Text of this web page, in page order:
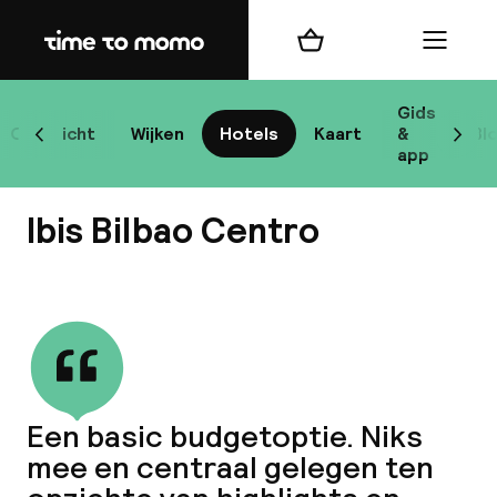
Home
Overzicht Wijken Hotels Kaart
Gids
&
app
Scroll naar links
Winkelmand Menu
Ibis Bilbao Centro
Een basic budgetoptie. Niks
mee en centraal gelegen ten